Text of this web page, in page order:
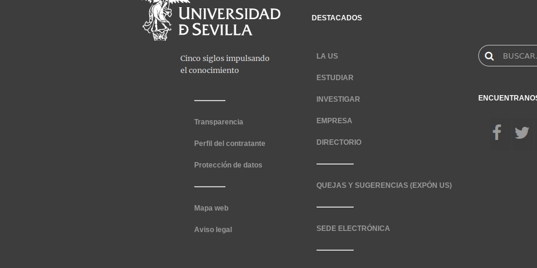
Transparencia
Perfil del contratante
Protección de datos
Mapa web
Aviso legal
DESTACADOS
LA US
ESTUDIAR
INVESTIGAR
EMPRESA
DIRECTORIO
QUEJAS Y SUGERENCIAS (EXPÓN US)
SEDE ELECTRÓNICA